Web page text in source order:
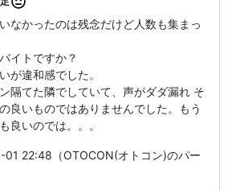
なかったのは残念だけど人数も集まっ
イトですか？
が違和感でした。
隔てた隣でしていて、声がダダ漏れ そ
良いものではありませんでした。もう
良いのでは。。。
22:48（OTOCON(オトコン)のパー